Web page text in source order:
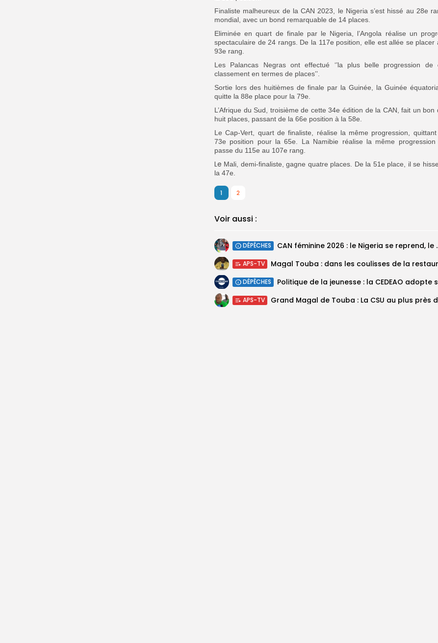
Finaliste malheureux de la CAN 2023, le Nigeria s’est hissé au 28e
mondial, avec un bond remarquable de 14 places.
Eliminée en quart de finale par le Nigeria, l’Angola réalise un
spectaculaire de 24 rangs. De la 117e position, elle est allée se placer
93e rang.
Les Palancas Negras ont effectué ‘’la plus belle progression de
classement en termes de places’’.
Sortie lors des huitièmes de finale par la Guinée, la Guinée
quitte la 88e place pour la 79e.
L’Afrique du Sud, troisième de cette 34e édition de la CAN, fait un bon
huit places, passant de la 66e position à la 58e.
Le Cap-Vert, quart de finaliste, réalise la même progression, quittant
73e position pour la 65e. La Namibie réalise la même progression
passe du 115e au 107e rang.
Le Mali, demi-finaliste, gagne quatre places. De la 51e place, il se
la 47e.
1 2
Voir aussi :
DÉPÊCHES ‎CAN féminine
APS-TV
DÉPÊCHES
APS-TV